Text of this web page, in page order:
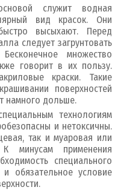
служит водная
вид красок. Они
высыхают. Перед
следует загрунтовать
множество
говорит в их пользу.
краски. Такие
поверхностей
намного дольше.
технологиям
и нетоксичны.
так и муаровая или
К минусам применения
специального
обязательное условие